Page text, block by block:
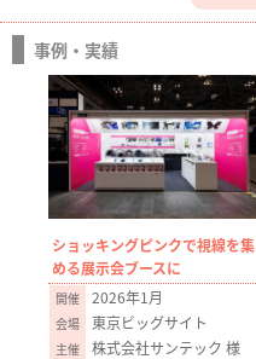
事例・実績
ショッキングピンクで視線を集
める展示会ブースに
2026年1月
東京ビッグサイト
株式会社サンテック 様